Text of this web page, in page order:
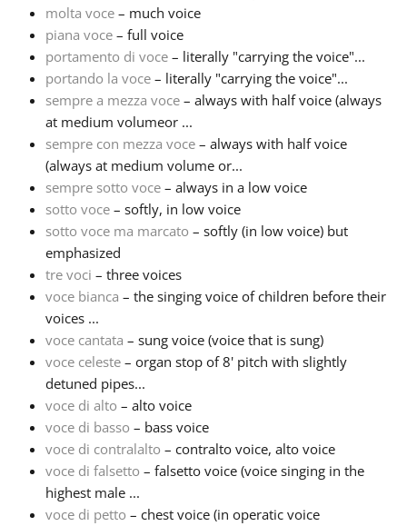
繁體中文
molta voce – much voice
piana voce – full voice
portamento di voce – literally "carrying the voice"...
portando la voce – literally "carrying the voice"...
sempre a mezza voce – always with half voice (always
at medium volumeor ...
sempre con mezza voce – always with half voice
(always at medium volume or...
sempre sotto voce – always in a low voice
sotto voce – softly, in low voice
sotto voce ma marcato – softly (in low voice) but
emphasized
tre voci – three voices
voce bianca – the singing voice of children before their
voices ...
voce cantata – sung voice (voice that is sung)
voce celeste – organ stop of 8' pitch with slightly
detuned pipes...
voce di alto – alto voice
voce di basso – bass voice
voce di contralalto – contralto voice, alto voice
voce di falsetto – falsetto voice (voice singing in the
highest male ...
voce di petto – chest voice (in operatic voice